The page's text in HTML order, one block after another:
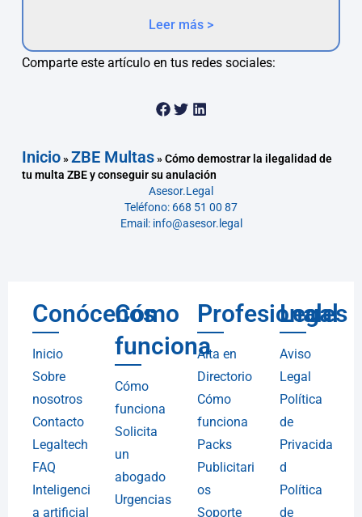
Leer más >
Comparte este artículo en tus redes sociales:
Inicio»ZBE Multas»Cómo demostrar la ilegalidad de
tu multa ZBE y conseguir su anulación
Asesor.Legal
Teléfono: 668 51 00 87
Email: info@asesor.legal
Conócenos
Inicio
Sobre
nosotros
Contacto
Legaltech
FAQ
Inteligenci
a artificial
Cómo
funciona
Cómo
funciona
Solicita
un
abogado
Urgencias
Profesionales
Alta en
Directorio
Cómo
funciona
Packs
Publicitari
os
Soporte
Legal
Aviso
Legal
Política
de
Privacida
d
Política
de